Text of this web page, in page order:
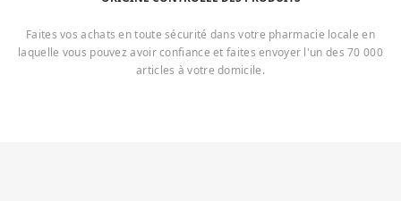
Faites vos achats en toute sécurité dans votre pharmacie locale en
laquelle vous pouvez avoir confiance et faites envoyer l'un des 70 000
articles à votre domicile.